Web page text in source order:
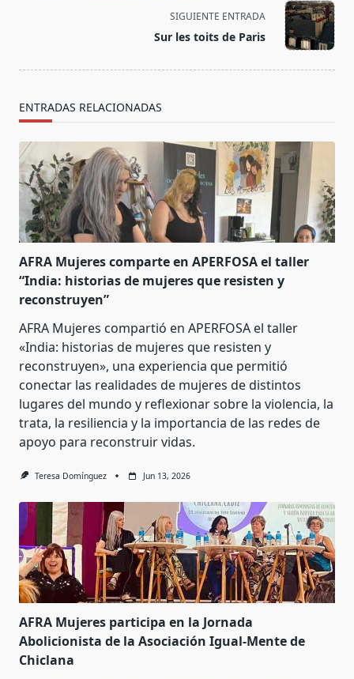
SIGUIENTE ENTRADA
Sur les toits de Paris
ENTRADAS RELACIONADAS
AFRA Mujeres comparte en APERFOSA el taller
“India: historias de mujeres que resisten y
reconstruyen”
AFRA Mujeres compartió en APERFOSA el taller
«India: historias de mujeres que resisten y
reconstruyen», una experiencia que permitió
conectar las realidades de mujeres de distintos
lugares del mundo y reflexionar sobre la violencia, la
trata, la resiliencia y la importancia de las redes de
apoyo para reconstruir vidas.
Teresa Domínguez Jun 13, 2026
AFRA Mujeres participa en la Jornada
Abolicionista de la Asociación Igual-Mente de
Chiclana